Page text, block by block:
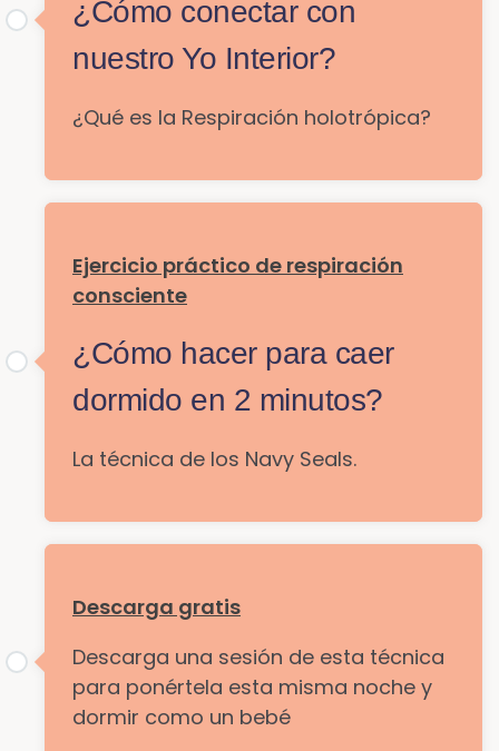
¿Cómo conectar con
nuestro Yo Interior?
¿Qué es la Respiración holotrópica?
Ejercicio práctico de respiración
consciente
¿Cómo hacer para caer
dormido en 2 minutos?
La técnica de los Navy Seals.
Descarga gratis
Descarga una sesión de esta técnica
para ponértela esta misma noche y
dormir como un bebé